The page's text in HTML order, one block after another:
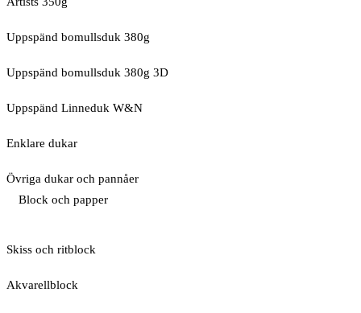
Uppspänd bomullsduk 380g
Uppspänd bomullsduk 380g 3D
Uppspänd Linneduk W&N
Enklare dukar
Övriga dukar och pannåer
Block och papper
Skiss och ritblock
Akvarellblock